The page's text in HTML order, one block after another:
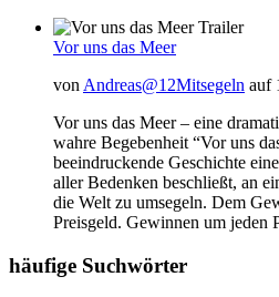
Vor uns das Meer
von Andreas@12Mitsegeln auf
Vor uns das Meer – eine
wahre Begebenheit “Vor uns
beeindruckende Geschichte
aller Bedenken beschließt, an
die Welt zu umsegeln. Dem
Preisgeld. Gewinnen um jeden
häufige Suchwörter